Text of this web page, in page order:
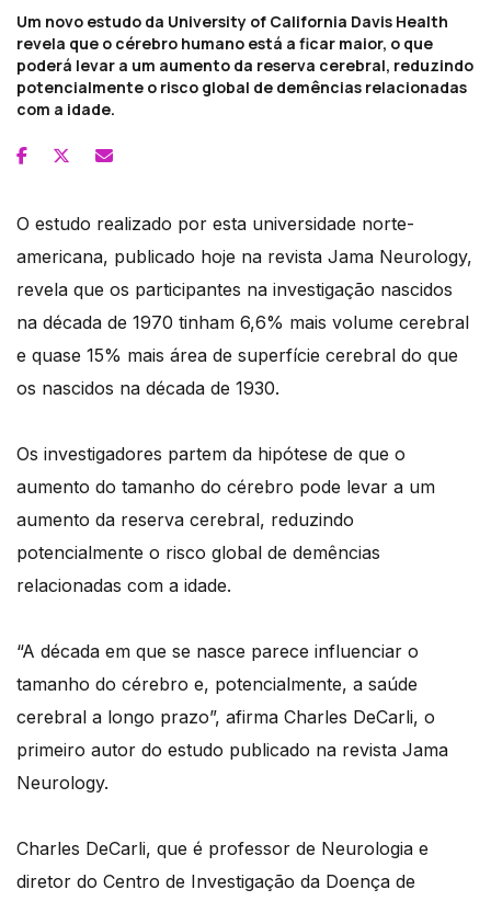
Um novo estudo da University of California Davis Health
revela que o cérebro humano está a ficar maior, o que
poderá levar a um aumento da reserva cerebral, reduzindo
potencialmente o risco global de demências relacionadas
com a idade.
O estudo realizado por esta universidade norte-
americana, publicado hoje na revista Jama Neurology,
revela que os participantes na investigação nascidos
na década de 1970 tinham 6,6% mais volume cerebral
e quase 15% mais área de superfície cerebral do que
os nascidos na década de 1930.
Os investigadores partem da hipótese de que o
aumento do tamanho do cérebro pode levar a um
aumento da reserva cerebral, reduzindo
potencialmente o risco global de demências
relacionadas com a idade.
“A década em que se nasce parece influenciar o
tamanho do cérebro e, potencialmente, a saúde
cerebral a longo prazo”, afirma Charles DeCarli, o
primeiro autor do estudo publicado na revista Jama
Neurology.
Charles DeCarli, que é professor de Neurologia e
diretor do Centro de Investigação da Doença de